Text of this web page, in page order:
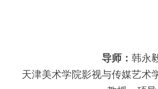
导师： 韩永
天津美术学院影视与传媒艺术